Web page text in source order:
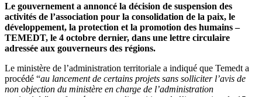
Le gouvernement a annoncé la décision de suspension des
activités de l’association pour la consolidation de la paix, le
développement, la protection et la promotion des humains –
TEMEDT, le 4 octobre dernier, dans une lettre circulaire
adressée aux gouverneurs des régions.
Le ministère de l’administration territoriale a indiqué que Temedt a
procédé “au lancement de certains projets sans solliciter l’avis de
non objection du ministère en charge de l’administration